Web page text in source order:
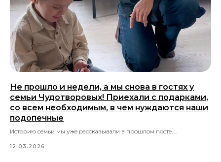
Не прошло и недели, а мы снова в гостях у
семьи Чудотворовых! Приехали с подарками,
со всем необходимым, в чем нуждаются наши
подопечные
Историю семьи мы уже рассказывали в прошлом посте. ...
12.03.2026